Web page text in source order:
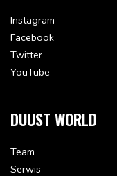
FILTER BOX CPL.
58306001100
Status: Część zastąpiona
58306001500
FILTER BOX CPL.
58306001200
Instagram
Facebook
Twitter
YouTube
DUUST WORLD
Team
Serwis